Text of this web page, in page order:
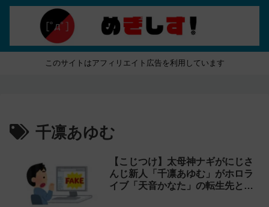
このサイトはアフィリエイト広告を利用しています
千凛あゆむ
【こじつけ】太母神ナギがにじさ
んじ新人「千凛あゆむ」がホロラ
イブ「天音かなた」の転生先とい